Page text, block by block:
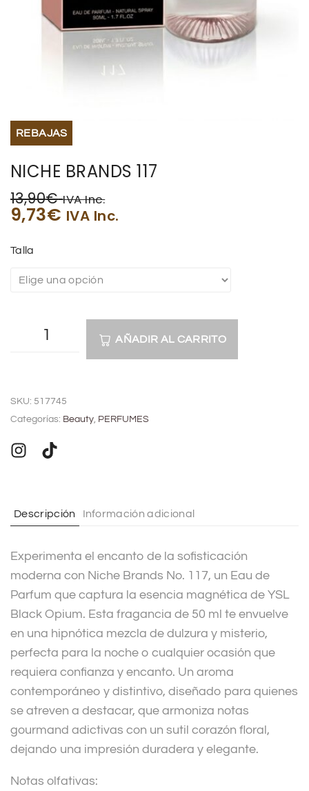
TECNOLOGIA
REBAJAS
NICHE BRANDS 117
13,90€ IVA Inc.
9,73€ IVA Inc.
Talla
AÑADIR AL CARRITO
t
r
i
e
:
SKU: 517745
Categorías: Beauty, PERFUMES
Descripción Información adicional
Experimenta el encanto de la sofisticación
moderna con Niche Brands No. 117, un Eau de
Parfum que captura la esencia magnética de YSL
Black Opium. Esta fragancia de 50 ml te envuelve
en una hipnótica mezcla de dulzura y misterio,
perfecta para la noche o cualquier ocasión que
requiera confianza y encanto. Un aroma
contemporáneo y distintivo, diseñado para quienes
se atreven a destacar, que armoniza notas
gourmand adictivas con un sutil corazón floral,
dejando una impresión duradera y elegante.
Notas olfativas: